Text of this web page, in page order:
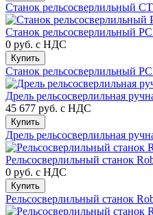
Станок рельсосверлильный
Станок рельсосверлильный
0 руб. с НДС
Купить
Станок рельсосверлильный
Дрель рельсосверлильная
45 677 руб. с НДС
Купить
Дрель рельсосверлильная
Рельсосверлильный станок
0 руб. с НДС
Купить
Рельсосверлильный станок